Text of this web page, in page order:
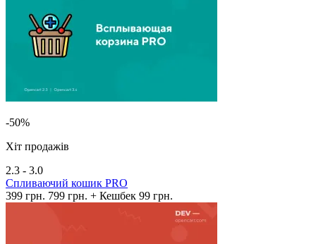
-50%
Хіт продажів
2.3 - 3.0
Спливаючий кошик PRO
399 грн. 799 грн. + Кешбек 99 грн.